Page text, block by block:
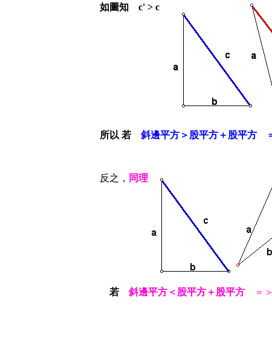
如圖知 c' > c
所以 若 斜邊平方 ＞股平方＋股平方
反之， 同理
若 斜邊平方 ＜ 股平方＋股平方 ＝